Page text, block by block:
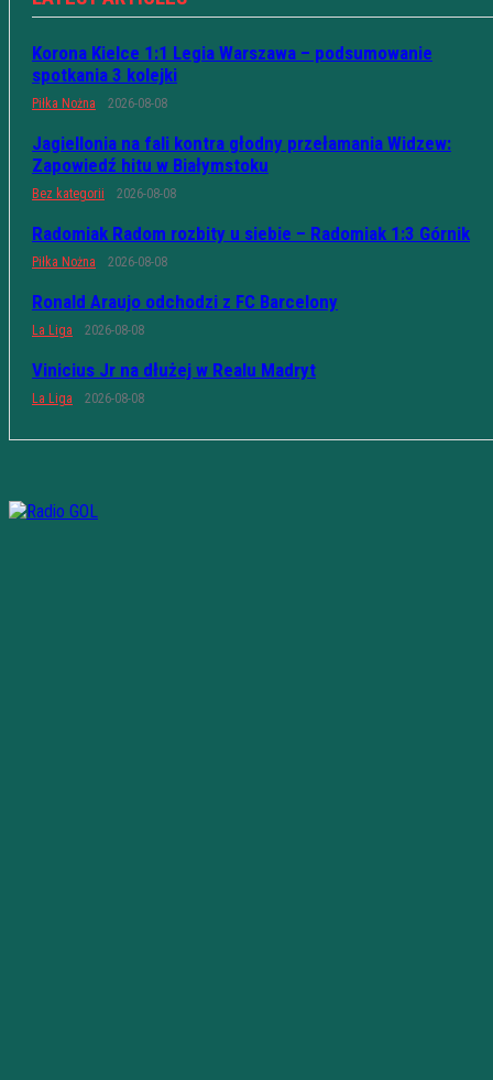
Korona Kielce 1:1 Legia Warszawa – podsumowanie
spotkania 3 kolejki
Piłka Nożna 2026-08-08
Jagiellonia na fali kontra głodny przełamania Widzew:
Zapowiedź hitu w Białymstoku
Bez kategorii 2026-08-08
Radomiak Radom rozbity u siebie – Radomiak 1:3 Górnik
Piłka Nożna 2026-08-08
Ronald Araujo odchodzi z FC Barcelony
La Liga 2026-08-08
Vinicius Jr na dłużej w Realu Madryt
La Liga 2026-08-08